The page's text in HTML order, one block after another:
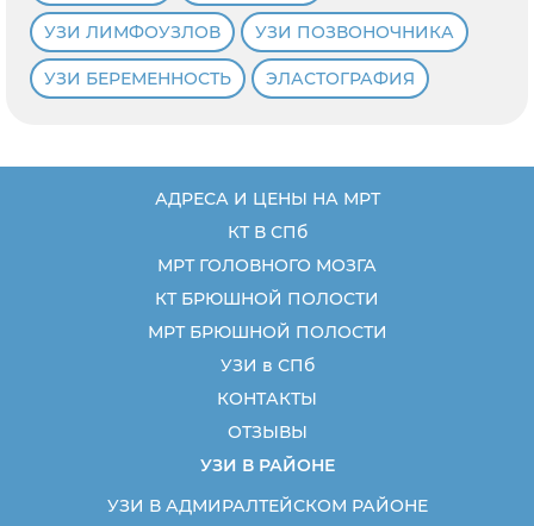
УЗИ ЛИМФОУЗЛОВ УЗИ ПОЗВОНОЧНИКА
УЗИ БЕРЕМЕННОСТЬ ЭЛАСТОГРАФИЯ
АДРЕСА И ЦЕНЫ НА МРТ
КТ В СПб
МРТ ГОЛОВНОГО МОЗГА
КТ БРЮШНОЙ ПОЛОСТИ
МРТ БРЮШНОЙ ПОЛОСТИ
УЗИ в СПб
КОНТАКТЫ
ОТЗЫВЫ
УЗИ В РАЙОНЕ
УЗИ В АДМИРАЛТЕЙСКОМ РАЙОНЕ